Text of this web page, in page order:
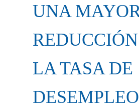
UNA
LA TASA DE
DESEMPLEO